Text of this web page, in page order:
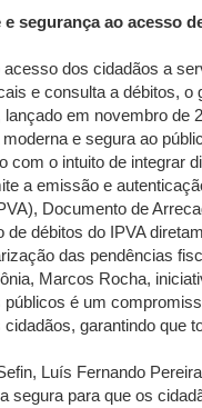
segurança ao acesso
dos cidadãos a
e consulta a débitos,
em novembro de
e segura ao
com o intuito de integrar
a emissão e
Documento de
de débitos do IPVA
das pendências
Marcos Rocha,
é um
garantindo que
Luís Fernando
segura para que os